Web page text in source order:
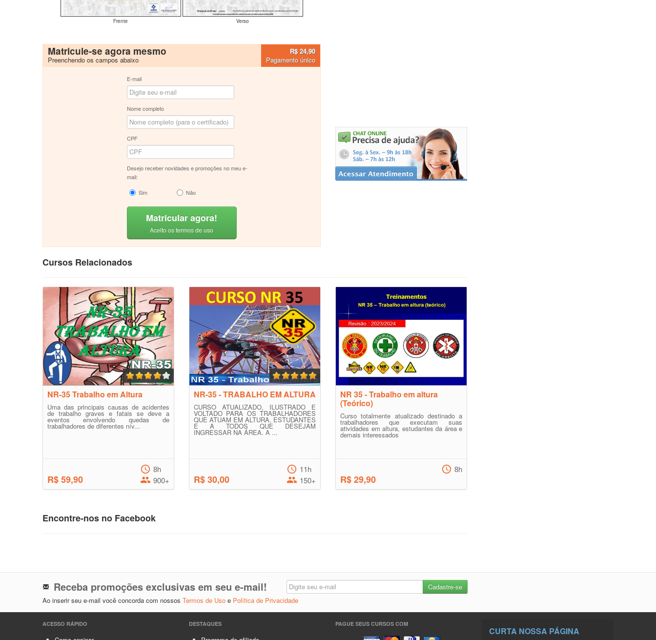
Frente Verso
Matricule-se agora mesmo
Preenchendo os campos abaixo
R$ 24,90
Pagamento único
E-mail
Nome completo
CPF
Desejo receber novidades e promoções no meu e-
mail:
Sim
Não
Matricular agora!
Aceito os termos de uso
Cursos Relacionados
NR-35 Trabalho em Altura
Uma das principais causas de acidentes
de trabalho graves e fatais se deve a
eventos envolvendo quedas de
trabalhadores de diferentes nív...
R$ 59,90
8h
900+
NR-35 - TRABALHO EM ALTURA
CURSO ATUALIZADO, ILUSTRADO E
VOLTADO PARA OS TRABALHADORES
QUE ATUAM EM ALTURA, ESTUDANTES
E A TODOS QUE DESEJAM
INGRESSAR NA ÁREA. A ...
R$ 30,00
11h
150+
NR 35 - Trabalho em altura
(Teórico)
Curso totalmente atualizado destinado a
trabalhadores que executam suas
atividades em altura, estudantes da área e
demais interessados
R$ 29,90
8h
Encontre-nos no Facebook
Receba promoções exclusivas em seu e-mail!
Ao inserir seu e-mail você concorda com nossos Termos de Uso e Política de Privacidade
ACESSO RÁPIDO DESTAQUES PAGUE SEUS CURSOS COM
CURTA NOSSA PÁGINA